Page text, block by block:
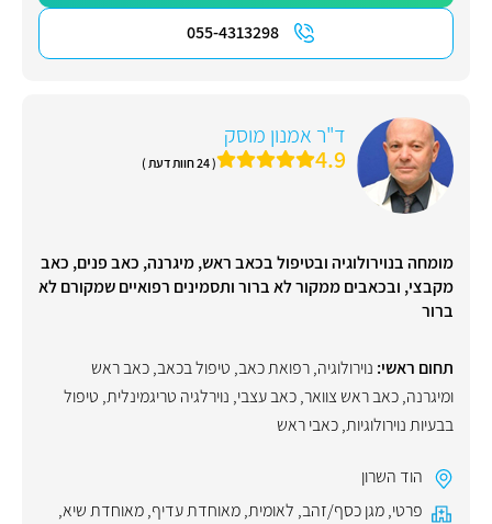
055-4313298
ד"ר אמנון מוסק
4.9 ( 24 חוות דעת )
מומחה בנוירולוגיה ובטיפול בכאב ראש, מיגרנה, כאב פנים, כאב
מקבצי, ובכאבים ממקור לא ברור ותסמינים רפואיים שמקורם לא
ברור
תחום ראשי: נוירולוגיה,רפואת כאב, טיפול בכאב,כאב ראש
ומיגרנה,כאב ראש צוואר,כאב עצבי, נוירלגיה טריגמינלית, טיפול
בבעיות נוירולוגיות,כאבי ראש
הוד השרון
פרטי,מגן כסף/זהב, לאומית,מאוחדת עדיף,מאוחדת שיא,